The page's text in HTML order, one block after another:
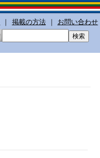
｜ 掲載の方法 ｜ お問い合わせ